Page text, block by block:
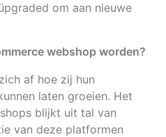
om aan nieuwe
webshop worden?
af hoe zij hun
laten groeien. Het
blijkt uit tal van
van deze platformen